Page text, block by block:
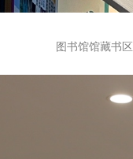
图书馆馆藏书区